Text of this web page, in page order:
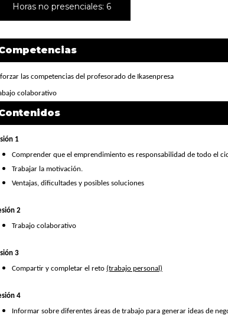
Horas no presenciales: 6
las competencias del profesorado de Ikasenpresa
colaborativo
1
Comprender que el emprendimiento es responsabilidad de todo el
Trabajar la motivación.
Ventajas, dificultades y posibles soluciones
2
Trabajo colaborativo
3
Compartir y completar el reto (trabajo personal)
4
Informar sobre diferentes áreas de trabajo para generar ideas de